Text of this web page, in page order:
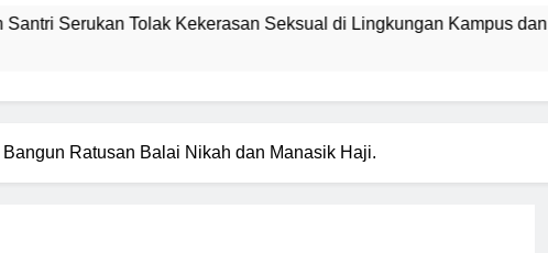
Tolak Kekerasan Seksual di Lingkungan Kampus dan Pesantren
Ratusan Balai Nikah dan Manasik Haji.